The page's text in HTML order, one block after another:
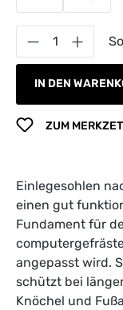
Produkt
IN DEN
ZUM
Einlegesohlen
einen gut
Fundament für
angepasst wird.
schützt bei
Knöchel und